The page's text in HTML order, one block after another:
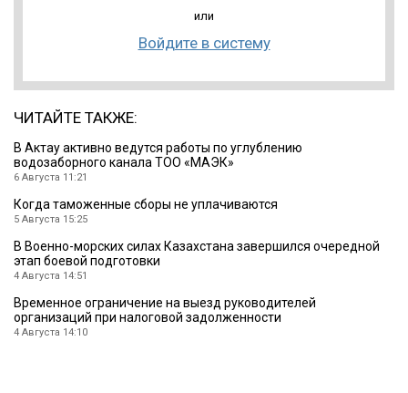
или
Войдите в систему
ЧИТАЙТЕ ТАКЖЕ:
В Актау активно ведутся работы по углублению
водозаборного канала ТОО «МАЭК»
6 Августа 11:21
Когда таможенные сборы не уплачиваются
5 Августа 15:25
В Военно-морских силах Казахстана завершился очередной
этап боевой подготовки
4 Августа 14:51
Временное ограничение на выезд руководителей
организаций при налоговой задолженности
4 Августа 14:10